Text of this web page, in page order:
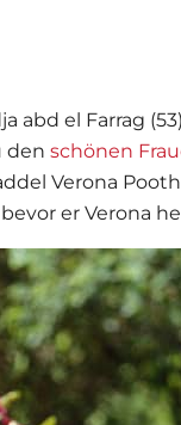
abd el Farrag
den schönen
Verona
er Verona